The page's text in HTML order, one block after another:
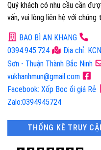
Quý khách có nhu cầu cần
vấn, vui lòng liên hệ với chúng
BAO BÌ AN KHANG
0394.945.724
Địa chỉ:
Sơn - Thuận Thành Bắc Ninh
vukhanhmun@gmail.com
Facebook: Xốp Bọc ổi giá Rẻ
Zalo:0394945724
THỐNG KÊ TRUY